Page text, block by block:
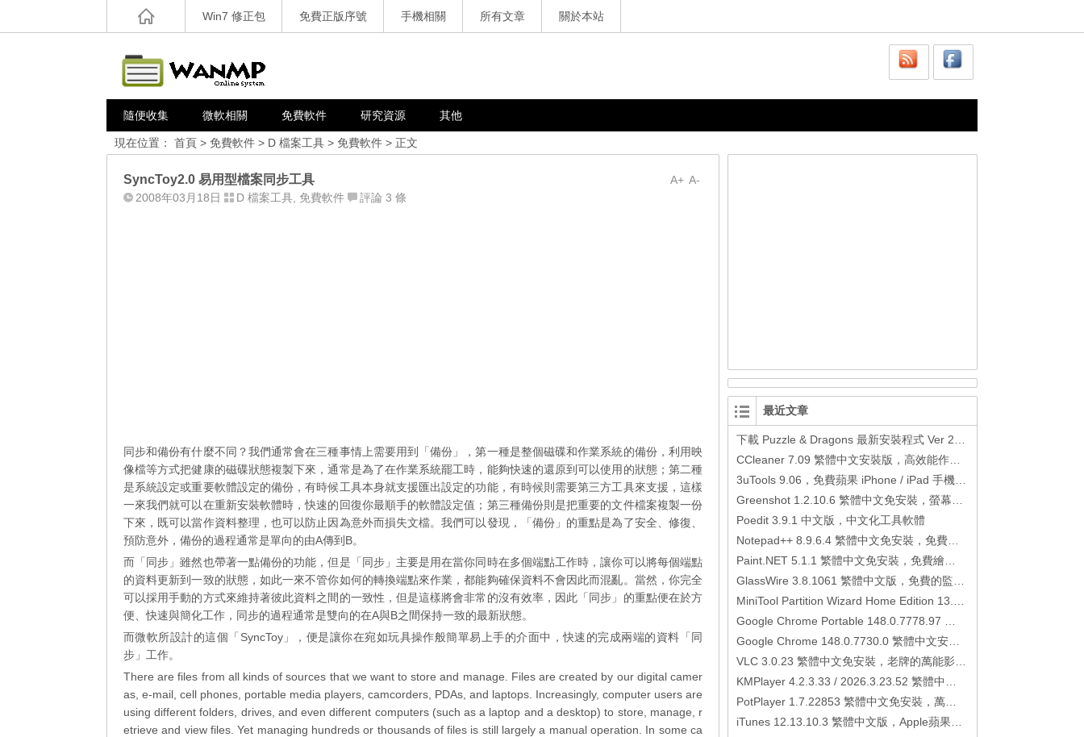
Win7 修正包 免費正版序號 手機相關 所有文章 關於本站
隨便收集 微軟相關 免費軟件 研究資源 其他
現在位置： 首頁 > 免費軟件 > D 檔案工具 > 免費軟件 > 正文
A-
A+
SyncToy2.0 易用型檔案同步工具
2008年03月18日 D 檔案工具 免費軟件 評論 3 條
同步和備份有什麼不同？我們通常會在三種事情上需要用到「備份」，第一種是整個磁碟和作業系統的備份，利用映
像檔等方式把健康的磁碟狀態複製下來，通常是為了在作業系統罷工時，能夠快速的還原到可以使用的狀態；第二種
是系統設定或重要軟體設定的備份，有時候工具本身就支援匯出設定的功能，有時候則需要第三方工具來支援，這樣
一來我們就可以在重新安裝軟體時，快速的回復你最順手的軟體設定值；第三種備份則是把重要的文件檔案複製一份
下來，既可以當作資料整理，也可以防止因為意外而損失文檔。我們可以發現，「備份」的重點是為了安全、修復、
預防意外，備份的過程通常是單向的由A傳到B。
而「同步」雖然也帶著一點備份的功能，但是「同步」主要是用在當你同時在多個端點工作時，讓你可以將每個端點
的資料更新到一致的狀態，如此一來不管你如何的轉換端點來作業，都能夠確保資料不會因此而混亂。當然，你完全
可以採用手動的方式來維持著彼此資料之間的一致性，但是這樣將會非常的沒有效率，因此「同步」的重點便在於方
便、快速與簡化工作，同步的過程通常是雙向的在A與B之間保持一致的最新狀態。
而微軟所設計的這個「SyncToy」，便是讓你在宛如玩具操作般簡單易上手的介面中，快速的完成兩端的資料「同
步」工作。
There are files from all kinds of sources that we want to store and manage. Files are created by our digital camer
as, e-mail, cell phones, portable media players, camcorders, PDAs, and laptops. Increasingly, computer users are
using different folders, drives, and even different computers (such as a laptop and a desktop) to store, manage, r
etrieve and view files. Yet managing hundreds or thousands of files is still largely a manual operation. In some ca
最近文章
Poedit 3.9.1 中文版，中文化工具軟體